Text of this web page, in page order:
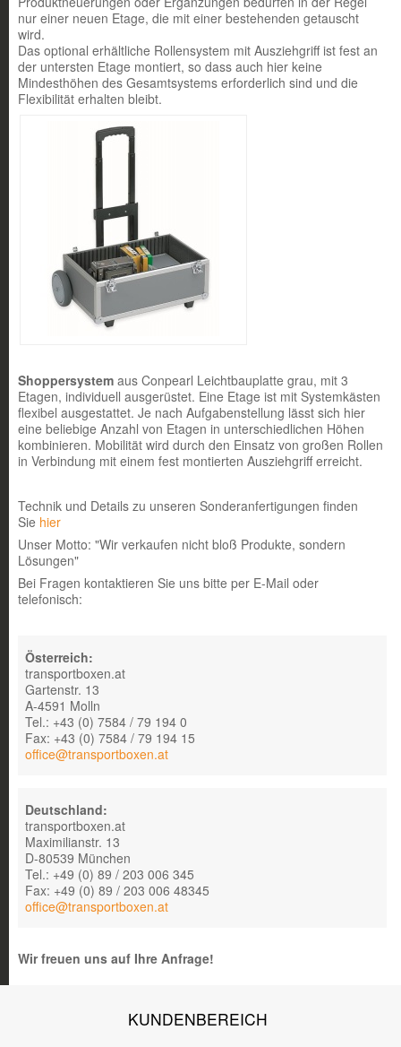
nur einer neuen Etage, die mit einer bestehenden getauscht
wird.
Das optional erhältliche Rollensystem mit Ausziehgriff ist fest an
der untersten Etage montiert, so dass auch hier keine
Mindesthöhen des Gesamtsystems erforderlich sind und die
Flexibilität erhalten bleibt.
Shoppersystem aus Conpearl Leichtbauplatte grau, mit 3
Etagen, individuell ausgerüstet. Eine Etage ist mit Systemkästen
flexibel ausgestattet. Je nach Aufgabenstellung lässt sich hier
eine beliebige Anzahl von Etagen in unterschiedlichen Höhen
kombinieren. Mobilität wird durch den Einsatz von großen Rollen
in Verbindung mit einem fest montierten Ausziehgriff erreicht.
Technik und Details zu unseren Sonderanfertigungen finden
Sie hier
Unser Motto: "Wir verkaufen nicht bloß Produkte, sondern
Lösungen"
Bei Fragen kontaktieren Sie uns bitte per E-Mail oder
telefonisch:
Österreich:
transportboxen.at
Gartenstr. 13
A-4591 Molln
Tel.: +43 (0) 7584 / 79 194 0
Fax: +43 (0) 7584 / 79 194 15
office@transportboxen.at
Deutschland:
transportboxen.at
Maximilianstr. 13
D-80539 München
Tel.: +49 (0) 89 / 203 006 345
Fax: +49 (0) 89 / 203 006 48345
office@transportboxen.at
Wir freuen uns auf Ihre Anfrage!
KUNDENBEREICH